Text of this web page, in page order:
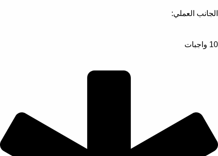
الجانب العملي:
10 واجبات